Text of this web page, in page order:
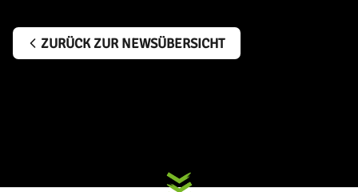
ZURÜCK ZUR NEWSÜBERSICHT